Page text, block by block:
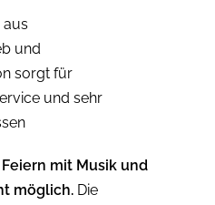
aus
und
sorgt für
und sehr
Feiern mit Musik und
möglich. Die